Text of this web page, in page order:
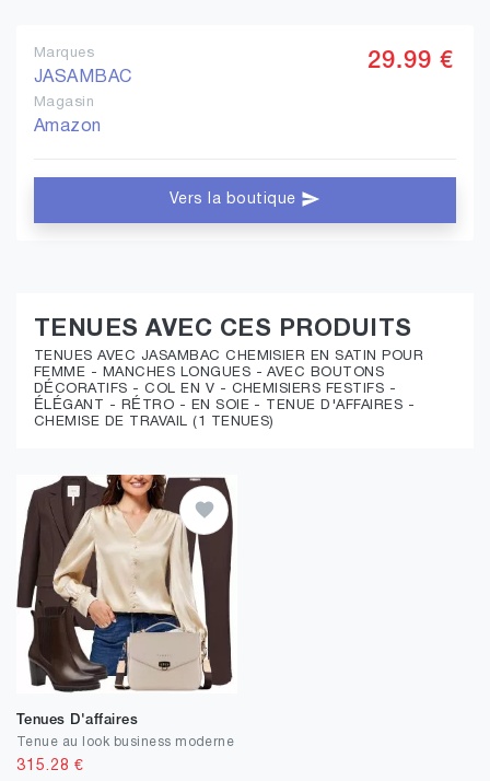
Marques
JASAMBAC
Magasin
Amazon
29.99 €
Vers la boutique
TENUES AVEC CES PRODUITS
TENUES AVEC JASAMBAC CHEMISIER EN SATIN POUR
FEMME - MANCHES LONGUES - AVEC BOUTONS
DÉCORATIFS - COL EN V - CHEMISIERS FESTIFS -
ÉLÉGANT - RÉTRO - EN SOIE - TENUE D'AFFAIRES -
CHEMISE DE TRAVAIL (1 TENUES)
Tenues D'affaires
Tenue au look business moderne
315.28 €